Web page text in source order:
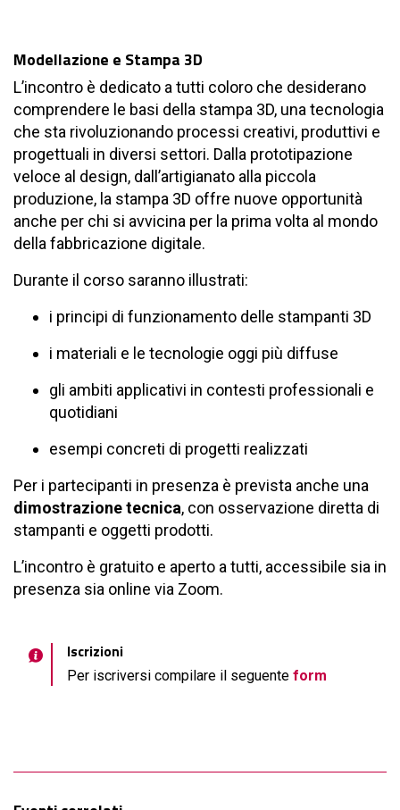
Modellazione e Stampa 3D
L’incontro è dedicato a tutti coloro che desiderano
comprendere le basi della stampa 3D, una tecnologia
che sta rivoluzionando processi creativi, produttivi e
progettuali in diversi settori. Dalla prototipazione
veloce al design, dall’artigianato alla piccola
produzione, la stampa 3D offre nuove opportunità
anche per chi si avvicina per la prima volta al mondo
della fabbricazione digitale.
Durante il corso saranno illustrati:
i principi di funzionamento delle stampanti 3D
i materiali e le tecnologie oggi più diffuse
gli ambiti applicativi in contesti professionali e
quotidiani
esempi concreti di progetti realizzati
Per i partecipanti in presenza è prevista anche una
dimostrazione tecnica, con osservazione diretta di
stampanti e oggetti prodotti.
L’incontro è gratuito e aperto a tutti, accessibile sia in
presenza sia online via Zoom.
Iscrizioni
Per iscriversi compilare il seguenteform